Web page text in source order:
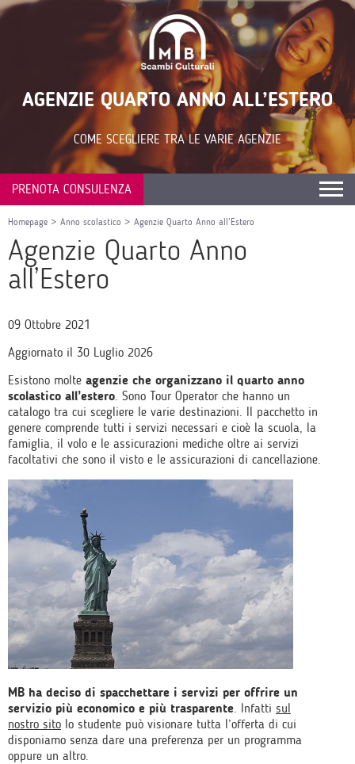
AGENZIE QUARTO ANNO ALL’ESTERO
COME SCEGLIERE TRA LE VARIE AGENZIE
PRENOTA CONSULENZA
Homepage > Anno scolastico > Agenzie Quarto Anno all’Estero
Agenzie Quarto Anno
all’Estero
09 Ottobre 2021
Aggiornato il 30 Luglio 2026
Esistono molte agenzie che organizzano il quarto anno
scolastico all’estero. Sono Tour Operator che hanno un
catalogo tra cui scegliere le varie destinazioni. Il pacchetto in
genere comprende tutti i servizi necessari e cioè la scuola, la
famiglia, il volo e le assicurazioni mediche oltre ai servizi
facoltativi che sono il visto e le assicurazioni di cancellazione.
MB ha deciso di spacchettare i servizi per offrire un
servizio più economico e più trasparente. Infatti sul
nostro sito lo studente può visionare tutta l’offerta di cui
disponiamo senza dare una preferenza per un programma
oppure un altro.